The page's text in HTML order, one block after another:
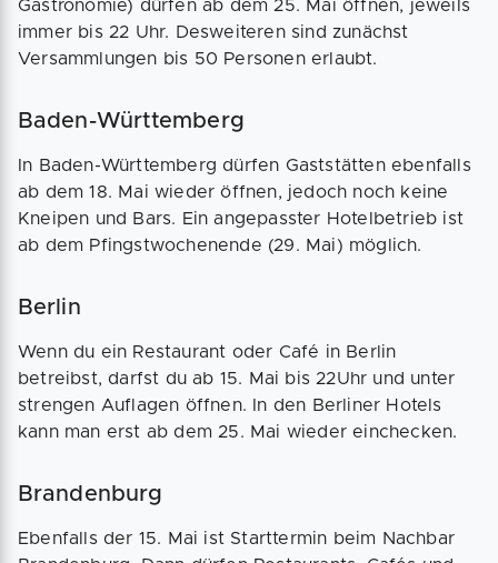
Gastronomie) dürfen ab dem 25. Mai öffnen, jeweils
immer bis 22 Uhr. Desweiteren sind zunächst
Versammlungen bis 50 Personen erlaubt.
Baden-Württemberg
In Baden-Württemberg dürfen Gaststätten ebenfalls
ab dem 18. Mai wieder öffnen, jedoch noch keine
Kneipen und Bars. Ein angepasster Hotelbetrieb ist
ab dem Pfingstwochenende (29. Mai) möglich.
Berlin
Wenn du ein Restaurant oder Café in Berlin
betreibst, darfst du ab 15. Mai bis 22Uhr und unter
strengen Auflagen öffnen. In den Berliner Hotels
kann man erst ab dem 25. Mai wieder einchecken.
Brandenburg
Ebenfalls der 15. Mai ist Starttermin beim Nachbar